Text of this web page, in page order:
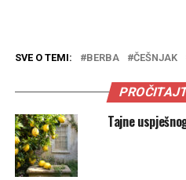
SVE O TEMI: BERBA ČEŠNJAK
Tajne